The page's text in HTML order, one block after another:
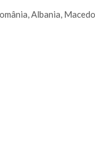
Albania,